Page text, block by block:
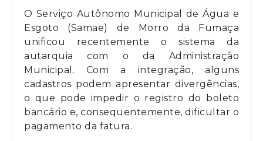
O Serviço Autônomo Municipal de Água e
Esgoto (Samae) de Morro da Fumaça
unificou recentemente o sistema da
autarquia com o da Administração
Municipal. Com a integração, alguns
cadastros podem apresentar divergências,
o que pode impedir o registro do boleto
bancário e, consequentemente, dificultar o
pagamento da fatura.